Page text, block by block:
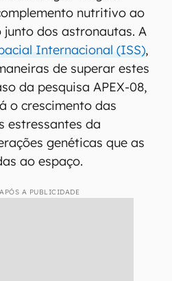
nutritivo ao
dos astronautas. A
Internacional (ISS),
de superar estes
da pesquisa APEX-08,
o crescimento das
estressantes da
genéticas que as
ao espaço.
A PUBLICIDADE